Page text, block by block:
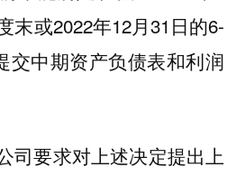
末或2022年12月31日的6-
交中期资产负债表和利润
司要求对上述决定提出上